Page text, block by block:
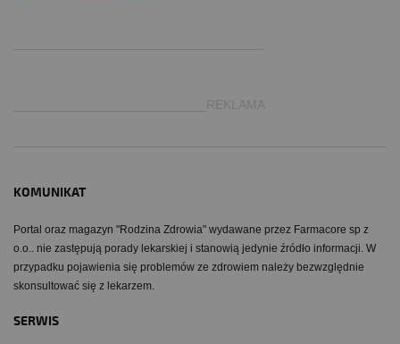
___________________________REKLAMA
KOMUNIKAT
Portal oraz magazyn "Rodzina Zdrowia" wydawane przez Farmacore sp z
o.o.. nie zastępują porady lekarskiej i stanowią jedynie źródło informacji. W
przypadku pojawienia się problemów ze zdrowiem należy bezwzględnie
skonsultować się z lekarzem.
SERWIS